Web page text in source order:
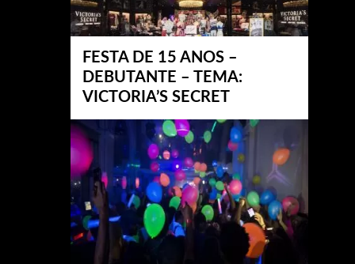
FESTA DE 15 ANOS –
DEBUTANTE – TEMA:
VICTORIA’S SECRET